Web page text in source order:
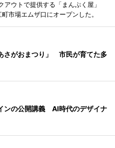
ウトで提供する「まんぷく屋」
市場エムザ口にオープンした。
さがおまつり」 市民が育てた多
ンの公開講義 AI時代のデザイナ